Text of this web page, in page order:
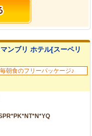
ンブリ ホテル[スーペリ
朝食のフリーパッケージ♪